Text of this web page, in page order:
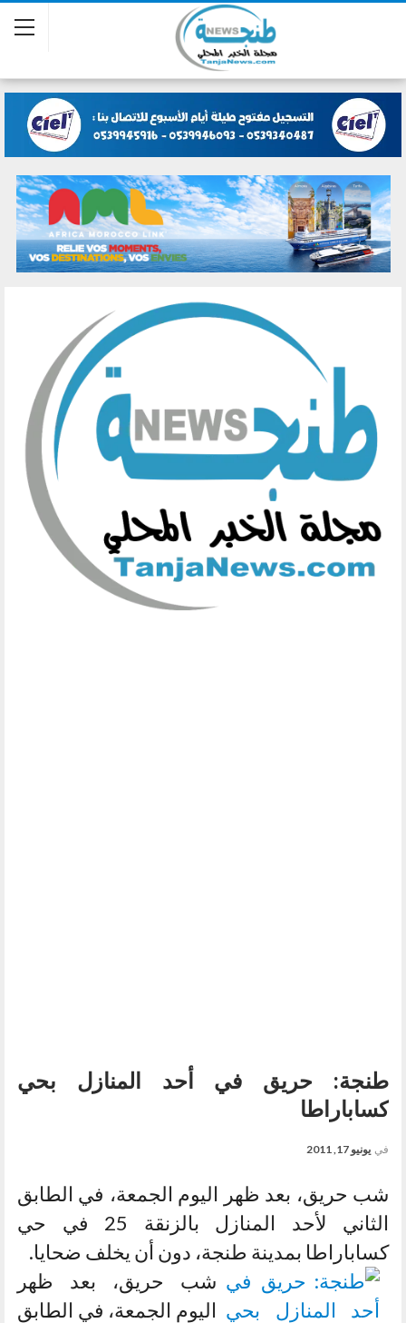
طنجة: حريق في أحد المنازل بحي
كساباراطا
في يونيو 17, 2011
شب حريق، بعد ظهر اليوم الجمعة، في الطابق
الثاني لأحد المنازل بالزنقة 25 في حي
كساباراطا بمدينة طنجة، دون أن يخلف ضحايا.
شب حريق، بعد ظهر
اليوم الجمعة، في الطابق